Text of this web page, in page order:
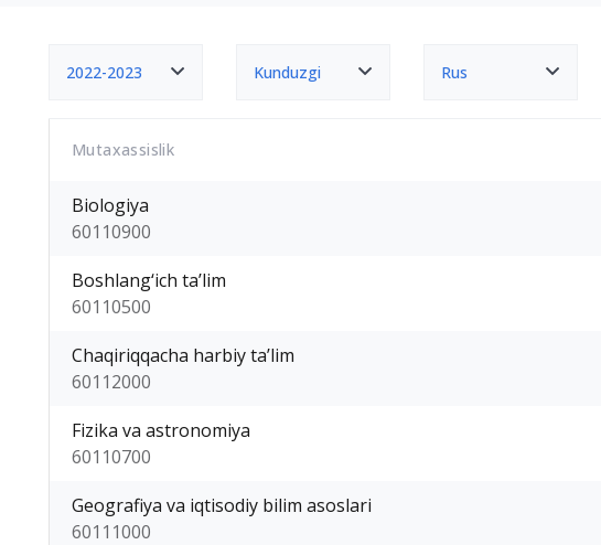
2022-2023 Kunduzgi Rus
Mutaxassislik
Biologiya
60110900
Boshlang‘ich ta’lim
60110500
Chaqiriqqacha harbiy ta’lim
60112000
Fizika va astronomiya
60110700
Geografiya va iqtisodiy bilim asoslari
60111000